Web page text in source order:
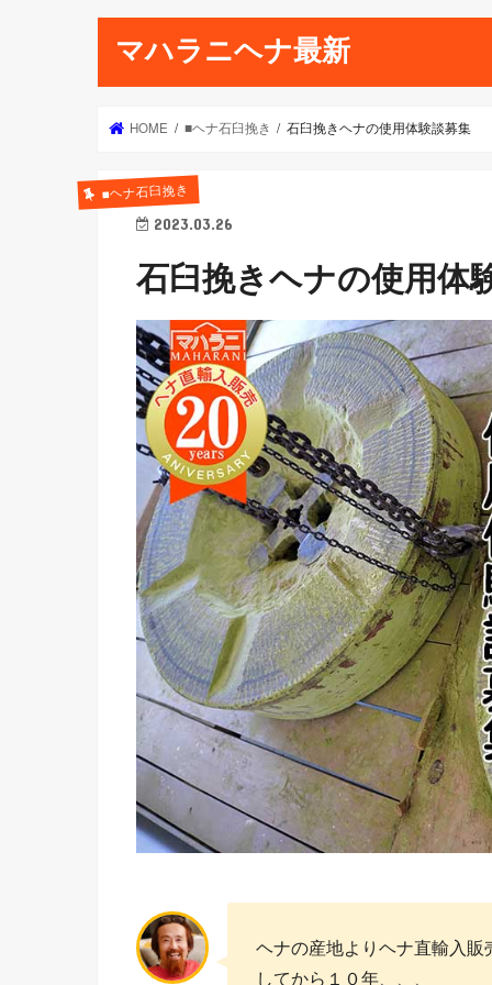
マハラニヘナ最新
HOME ■ヘナ石臼挽き 石臼挽きヘナの使用体験談募集
■ヘナ石臼挽き
2023.03.26
石臼挽きヘナの使用体
ヘナの産地よりヘナ直輸入
してから１０年、、、